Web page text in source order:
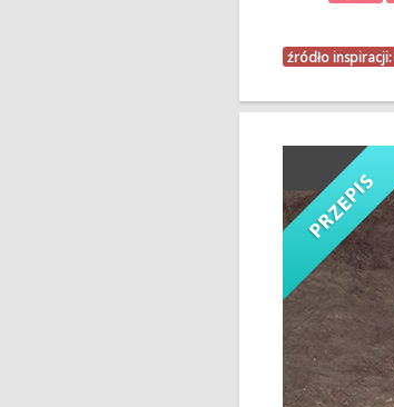
źródło inspiracji: